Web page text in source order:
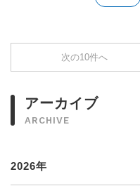
次の10件へ
アーカイブ
ARCHIVE
2026年